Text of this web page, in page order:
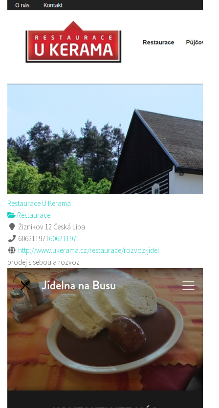
Restaurace U Kerama
Restaurace
Žizníkov 12 Česká Lípa
606211971606211971
http://www.ukerama.cz/restaurace/rozvoz-jidel
prodej s sebou a rozvoz